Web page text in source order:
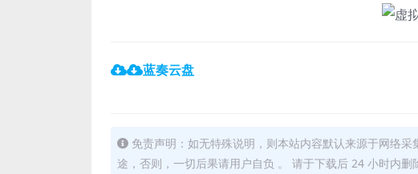
蓝奏云盘
免责声明：如无特殊说明，则本站内容默认来源于网络
途，否则，一切后果请用户自负 。 请于下载后 24 小时内